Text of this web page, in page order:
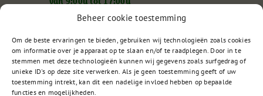
Beheer cookie toestemming
Om de beste ervaringen te bieden, gebruiken wij technologieën zoals cookies
om informatie over je apparaat op te slaan en/of te raadplegen. Door in te
stemmen met deze technologieën kunnen wij gegevens zoals surfgedrag of
unieke ID's op deze site verwerken. Als je geen toestemming geeft of uw
toestemming intrekt, kan dit een nadelige invloed hebben op bepaalde
functies en mogelijkheden.
of Stuur een bericht